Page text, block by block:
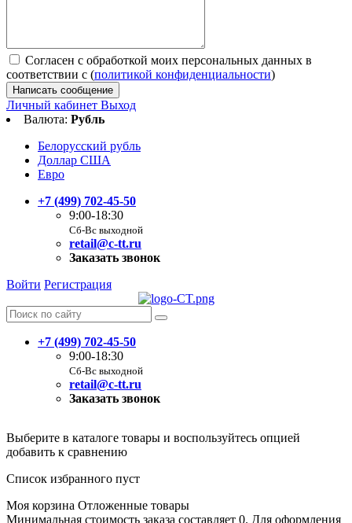
Согласен с обработкой моих персональных данных в
соответствии с (политикой конфиденциальности)
Написать сообщение
Личный кабинет Выход
Валюта: Рубль
Белорусский рубль
Доллар США
Евро
+7 (499) 702-45-50
9:00-18:30
Сб-Вс выходной
retail@c-tt.ru
Заказать звонок
Войти Регистрация
+7 (499) 702-45-50
9:00-18:30
Сб-Вс выходной
retail@c-tt.ru
Заказать звонок
Выберите в каталоге товары и воспользуйтесь опцией
добавить к сравнению
Список избранного пуст
Моя корзина Отложенные товары
Минимальная стоимость заказа составляет 0. Для оформления